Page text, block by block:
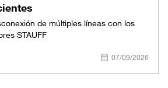
de múltiples líneas con los
STAUFF
07/09/2026